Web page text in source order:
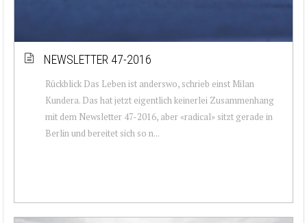
NEWSLETTER 47-2016
Rückblick Das Leben ist anderswo, schrieb einst Milan
Kundera. Das hat jetzt eigentlich keinerlei Zusammenhang
mit dem Newsletter 47-2016, aber «radical» sitzt gerade in
Berlin und bereitet sich so n...